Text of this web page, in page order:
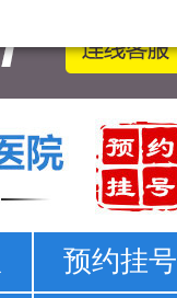
预约挂号